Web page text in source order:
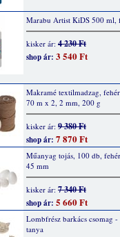
Marabu Artist KiDS 500 ml,
kisker ár: 4 230 Ft
shop ár: 3 540 Ft
Makramé textilmadzag,
70 m x 2, 2 mm, 200 g
kisker ár: 9 380 Ft
shop ár: 7 870 Ft
Műanyag tojás, 100 db,
45 mm
kisker ár: 7 340 Ft
shop ár: 5 660 Ft
Lombfrész barkács csomag
tanya